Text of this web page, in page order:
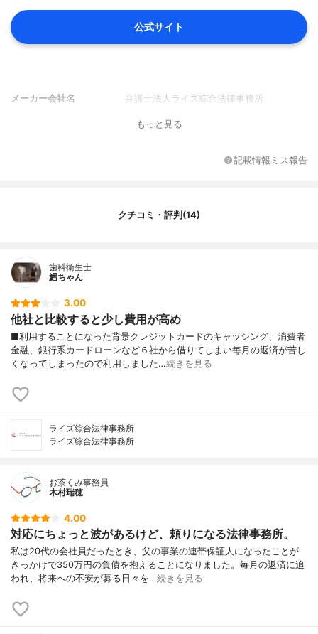
公式サイト
メーカー会社名 弁護士法人ライズ綜合法律事務所
もっと見る
記載情報ミス報告
クチコミ・評判(14)
歯科衛生士
鱈ちゃん
3.00
他社と比較すると少し費用が高め
■利用することになった背景クレジットカードのキャッシング、消費者
金融、銀行系カードローンなど６社から借りてしまい毎月の返済が苦し
くなってしまったので利用しました…続きを見る
ライズ綜合法律事務所
ライズ綜合法律事務所
お茶くみ事務員
木村瑞穂
4.00
対応にちょっと波があるけど、頼りになる法律事務所。
私は20代の会社員だったとき、父の事業の連帯保証人になったことが
きっかけで350万円の負債を抱えることになりました。毎月の返済に追
われ、将来への不安が募る日々を…続きを見る